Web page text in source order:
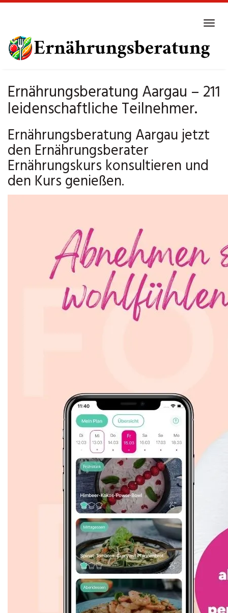
main
content
Ernährungsberatung Aargau – 211
leidenschaftliche Teilnehmer.
Ernährungsberatung Aargau jetzt
den Ernährungsberater
Ernährungskurs konsultieren und
den Kurs genießen.